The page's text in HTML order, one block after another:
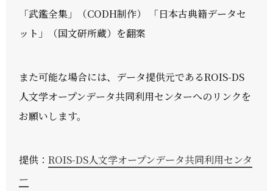
「武鑑全集」（CODH制作） 「日本古典籍データセ
ット」（国文研所蔵）を翻案
また可能な場合には、データ提供元であるROIS-DS
人文学オープンデータ共同利用センターへのリンクを
お願いします。
提供：ROIS-DS人文学オープンデータ共同利用センタ
ー